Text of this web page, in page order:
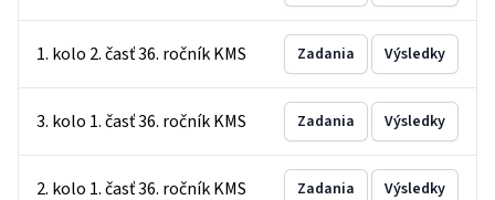
1. kolo 2. časť 36. ročník KMS Zadania Výsledky
3. kolo 1. časť 36. ročník KMS Zadania Výsledky
2. kolo 1. časť 36. ročník KMS Zadania Výsledky